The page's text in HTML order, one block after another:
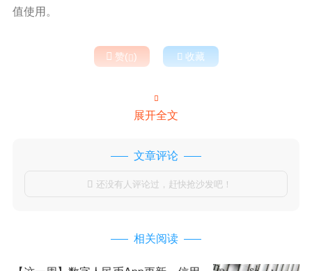
值使用。
 赞()  收藏

展开全文
文章评论
 还没有人评论过，赶快抢沙发吧！
相关阅读